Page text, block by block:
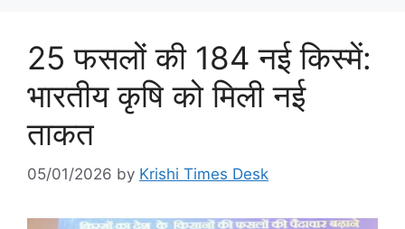
25 फसलों की 184 नई किस्में:
भारतीय कृषि को मिली नई
ताकत
05/01/2026 by Krishi Times Desk